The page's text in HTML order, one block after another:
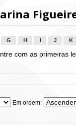
G H J K
com as primeiras
Em ordem: